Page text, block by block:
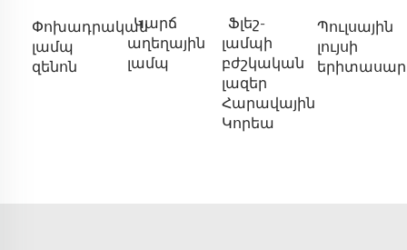
Փոխադրական
լամպ
զենոն
Կարճ
աղեղային
լամպ
Ֆլեշ-
լամպի
բժշկական
լազեր
Հարավային
Կորեա
Պուլսային
լույսի